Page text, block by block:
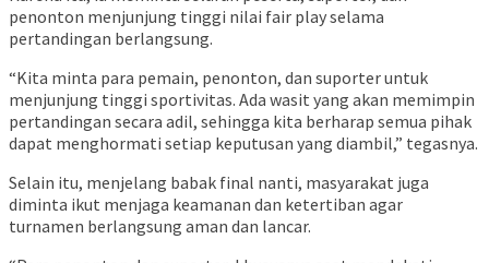
penonton menjunjung tinggi nilai fair play selama
pertandingan berlangsung.
“Kita minta para pemain, penonton, dan suporter untuk
menjunjung tinggi sportivitas. Ada wasit yang akan memimpin
pertandingan secara adil, sehingga kita berharap semua pihak
dapat menghormati setiap keputusan yang diambil,” tegasnya.
Selain itu, menjelang babak final nanti, masyarakat juga
diminta ikut menjaga keamanan dan ketertiban agar
turnamen berlangsung aman dan lancar.